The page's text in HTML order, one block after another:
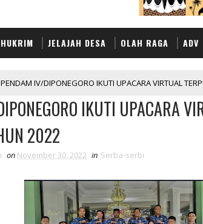
HUKRIM JELAJAH DESA OLAH RAGA ADV
IV/DIPONEGORO IKUTI UPACARA VIRTUAL
IKUTI UPACARA
2022
on November 30, 2022 in Serba-serbi